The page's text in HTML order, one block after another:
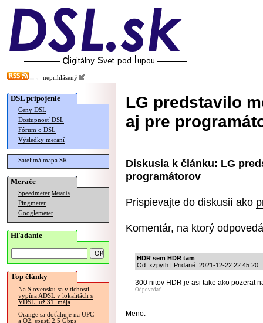
neprihlásený
DSL pripojenie
Ceny DSL
Dostupnosť DSL
Fórum o DSL
Výsledky meraní
Satelitná mapa SR
Merače
Speedmeter Merania
Pingmeter
Googlemeter
Hľadanie
Top články
Na Slovensku sa v tichosti
vypína ADSL v lokalitách s
VDSL, už 31. mája
Orange sa doťahuje na UPC
a O2, spustí 2.5 Gbps
LG predstavilo
aj pre
Diskusia k článku: LG
programátorov
Prispievajte do diskusií ako
Komentár, na ktorý
HDR sem HDR tam
Od: xzpyth | Pridané: 2021-12-22 22:45:20
300 nitov HDR je asi take ako pozerat
Odpovedať
Meno: